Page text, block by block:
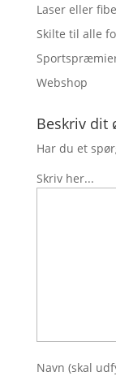
Laser eller
Skilte til alle
Webshop
Beskriv dit
Har du et
Skriv her...
Navn (skal